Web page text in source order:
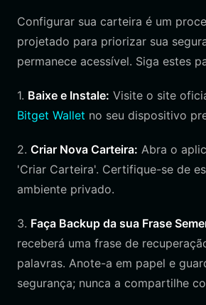
Configurar sua carteira é um
projetado para priorizar sua
permanece acessível. Siga estes
1. Baixe e Instale: Visite o site
Bitget Wallet no seu dispositivo
2. Criar Nova Carteira: Abra o
'Criar Carteira'. Certifique-se de
ambiente privado.
3. Faça Backup da sua Frase
receberá uma frase de
palavras. Anote-a em papel e
segurança; nunca a compartilhe